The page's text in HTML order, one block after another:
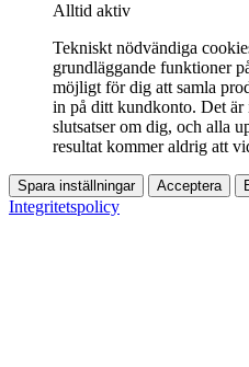
Alltid aktiv
Tekniskt nödvändiga
grundläggande funktioner
möjligt för dig att samla
in på ditt kundkonto. Det är
slutsatser om dig, och alla
resultat kommer aldrig att
Spara inställningar Acceptera
Integritetspolicy